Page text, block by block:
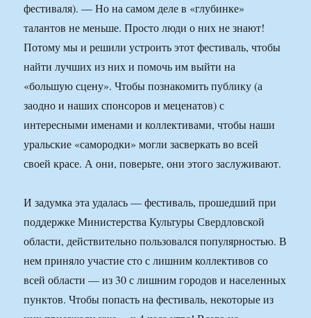
фестиваля). — Но на самом деле в «глубинке»
талантов не меньше. Просто люди о них не знают!
Потому мы и решили устроить этот фестиваль, чтобы
найти лучших из них и помочь им выйти на
«большую сцену». Чтобы познакомить публику (а
заодно и наших спонсоров и меценатов) с
интересными именами и коллективами, чтобы наши
уральские «самородки» могли засверкать во всей
своей красе. А они, поверьте, они этого заслуживают.
И задумка эта удалась — фестиваль, прошедший при
поддержке Министерства Культуры Свердловской
области, действительно пользовался популярностью. В
нем приняло участие сто с лишним коллективов со
всей области — из 30 с лишним городов и населенных
пунктов. Чтобы попасть на фестиваль, некоторые из